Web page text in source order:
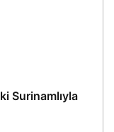
Surinamlıyla